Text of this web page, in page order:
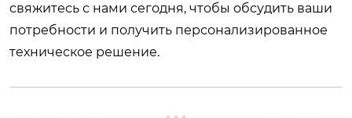
свяжитесь с нами сегодня, чтобы обсудить ваши
потребности и получить персонализированное
техническое решение.